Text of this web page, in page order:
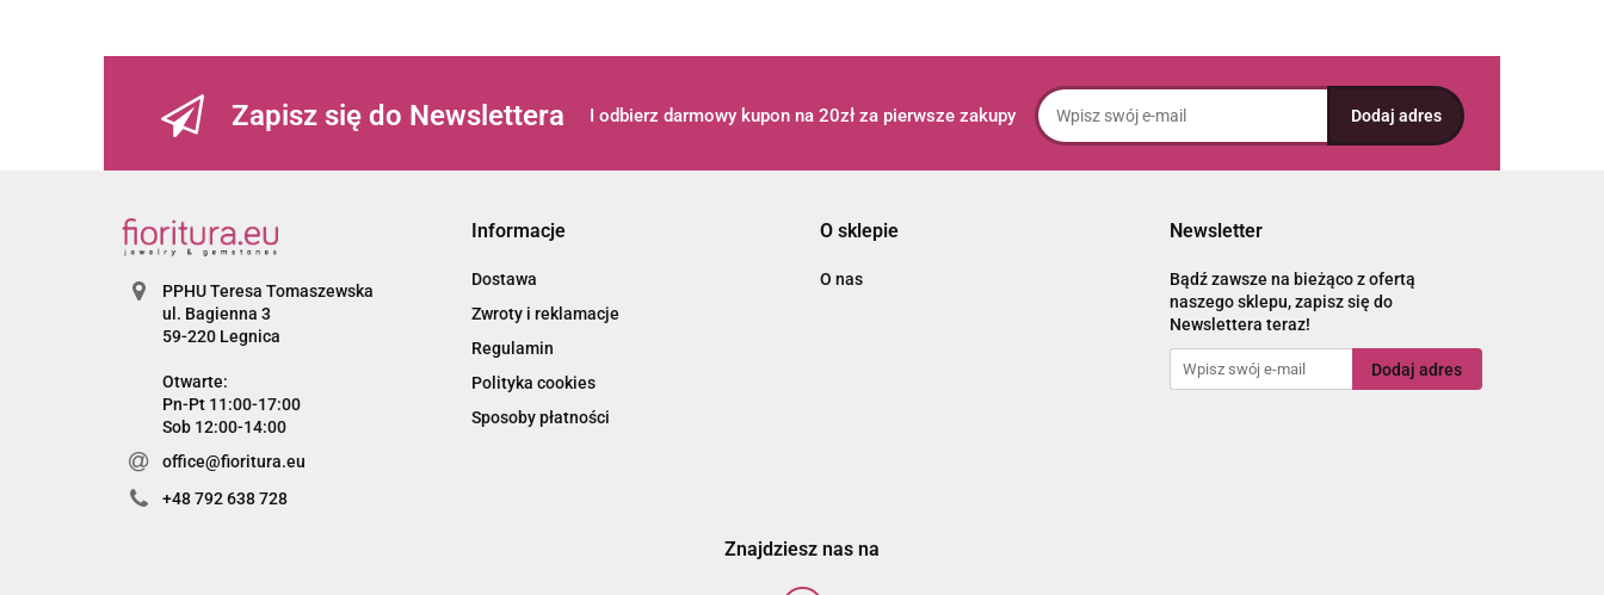
Zapisz się do Newslettera I odbierz darmowy kupon na 20zł za pierwsze zakupy
PPHU Teresa Tomaszewska
ul. Bagienna 3
59-220 Legnica
Otwarte:
Pn-Pt 11:00-17:00
Sob 12:00-14:00
office@fioritura.eu
+48 792 638 728
Informacje
Dostawa
Zwroty i reklamacje
Regulamin
Polityka cookies
Sposoby płatności
O sklepie
O nas
Newsletter
Bądź zawsze na bieżąco z ofertą
naszego sklepu, zapisz się do
Newslettera teraz!
Znajdziesz nas na